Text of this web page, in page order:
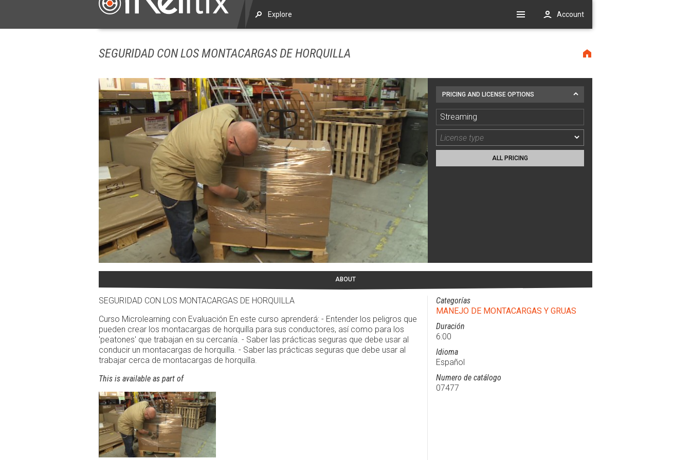
SEGURIDAD CON LOS MONTACARGAS DE HORQUILLA
PRICING AND LICENSE OPTIONS
Streaming
ALL PRICING
ABOUT
SEGURIDAD CON LOS MONTACARGAS DE HORQUILLA
Curso Microlearning con Evaluación En este curso aprenderá: - Entender los peligros que
pueden crear los montacargas de horquilla para sus conductores, así como para los
'peatones' que trabajan en su cercanía. - Saber las prácticas seguras que debe usar al
conducir un montacargas de horquilla. - Saber las prácticas seguras que debe usar al
trabajar cerca de montacargas de horquilla.
This is available as part of
Categorías
MANEJO DE MONTACARGAS Y GRUAS
Duración
6:00
Idioma
Español
Numero de catálogo
07477
Explore Account